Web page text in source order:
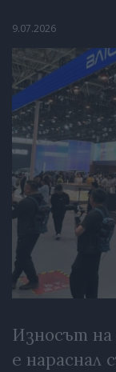
9.07.2026
Износът
е нараснал